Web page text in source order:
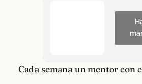
Cada semana un mentor con